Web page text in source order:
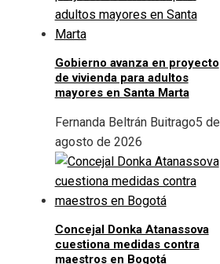
Gobierno avanza en proyecto
de vivienda para adultos
mayores en Santa Marta
Fernanda Beltrán Buitrago5 de
agosto de 2026
Concejal Donka Atanassova
cuestiona medidas contra
maestros en Bogotá